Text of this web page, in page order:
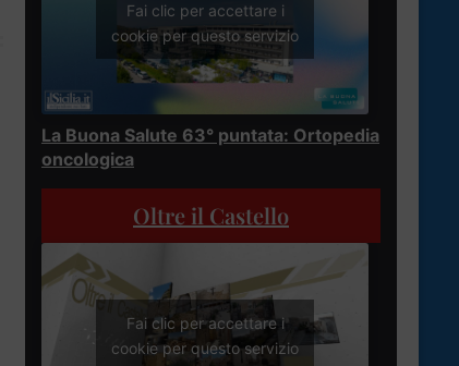
Fai clic per accettare i
cookie per questo servizio
La Buona Salute 63° puntata: Ortopedia
oncologica
Oltre il Castello
Fai clic per accettare i
cookie per questo servizio